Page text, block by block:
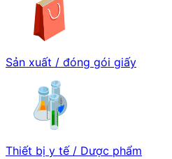
Sản xuất / đóng gói giấy
Thiết bị y tế / Dược phẩm